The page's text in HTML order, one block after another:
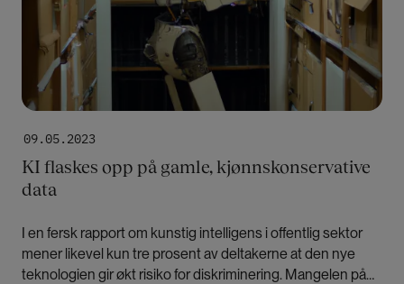
09.05.2023
KI flaskes opp på gamle, kjønnskonservative
data
I en fersk rapport om kunstig intelligens i offentlig sektor
mener likevel kun tre prosent av deltakerne at den nye
teknologien gir økt risiko for diskriminering. Mangelen på